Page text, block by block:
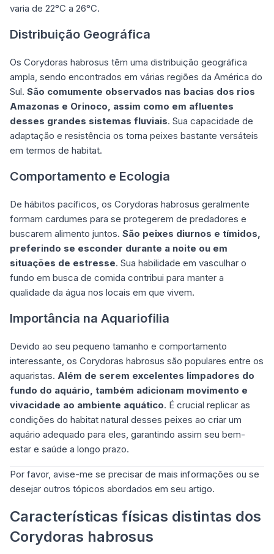
varia de 22°C a 26°C.
Distribuição Geográfica
Os Corydoras habrosus têm uma distribuição geográfica
ampla, sendo encontrados em várias regiões da América do
Sul. São comumente observados nas bacias dos rios
Amazonas e Orinoco, assim como em afluentes
desses grandes sistemas fluviais. Sua capacidade de
adaptação e resistência os torna peixes bastante versáteis
em termos de habitat.
Comportamento e Ecologia
De hábitos pacíficos, os Corydoras habrosus geralmente
formam cardumes para se protegerem de predadores e
buscarem alimento juntos. São peixes diurnos e tímidos,
preferindo se esconder durante a noite ou em
situações de estresse. Sua habilidade em vasculhar o
fundo em busca de comida contribui para manter a
qualidade da água nos locais em que vivem.
Importância na Aquariofilia
Devido ao seu pequeno tamanho e comportamento
interessante, os Corydoras habrosus são populares entre os
aquaristas. Além de serem excelentes limpadores do
fundo do aquário, também adicionam movimento e
vivacidade ao ambiente aquático. É crucial replicar as
condições do habitat natural desses peixes ao criar um
aquário adequado para eles, garantindo assim seu bem-
estar e saúde a longo prazo.
Por favor, avise-me se precisar de mais informações ou se
desejar outros tópicos abordados em seu artigo.
Características físicas distintas dos
Corydoras habrosus